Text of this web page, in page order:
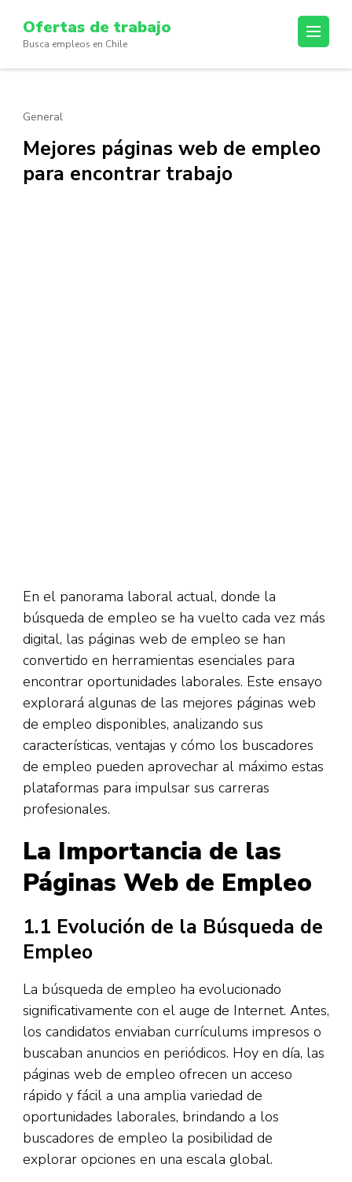
content
(Press
Ofertas de trabajo
Busca empleos en Chile
General
Mejores páginas web de empleo
para encontrar trabajo
En el panorama laboral actual, donde la
búsqueda de empleo se ha vuelto cada vez más
digital, las páginas web de empleo se han
convertido en herramientas esenciales para
encontrar oportunidades laborales. Este ensayo
explorará algunas de las mejores páginas web
de empleo disponibles, analizando sus
características, ventajas y cómo los buscadores
de empleo pueden aprovechar al máximo estas
plataformas para impulsar sus carreras
profesionales.
La Importancia de las
Páginas Web de Empleo
1.1 Evolución de la Búsqueda de
Empleo
La búsqueda de empleo ha evolucionado
significativamente con el auge de Internet. Antes,
los candidatos enviaban currículums impresos o
buscaban anuncios en periódicos. Hoy en día, las
páginas web de empleo ofrecen un acceso
rápido y fácil a una amplia variedad de
oportunidades laborales, brindando a los
buscadores de empleo la posibilidad de
explorar opciones en una escala global.